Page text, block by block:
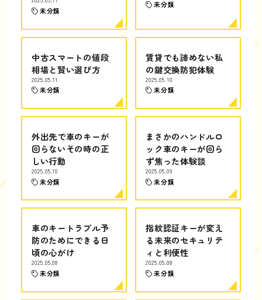
未分類
未分類
中古スマートの値段
相場と賢い選び方
2025.05.11
未分類
賃貸でも諦めない私
の鍵交換防犯体験
2025.05.10
未分類
外出先で車のキーが
回らないその時の正
しい行動
2025.05.10
未分類
まさかのハンドルロ
ック車のキーが回ら
ず焦った体験談
2025.05.09
未分類
車のキートラブル予
防のためにできる日
頃の心がけ
2025.05.08
未分類
指紋認証キーが変え
る未来のセキュリテ
ィと利便性
2025.05.08
未分類